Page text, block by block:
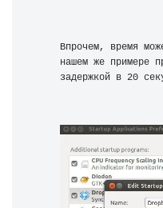
Впрочем, время
нашем же примере
задержкой в 20